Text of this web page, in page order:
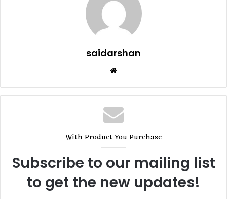
saidarshan
With Product You Purchase
Subscribe to our mailing list
to get the new updates!